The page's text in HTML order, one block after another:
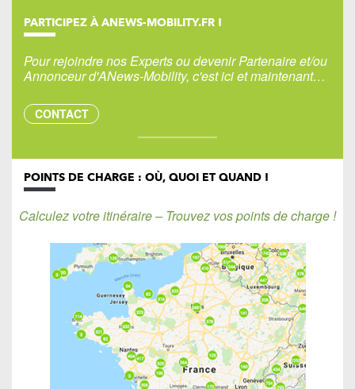
PARTICIPEZ À ANEWS-MOBILITY.FR !
Pour rejoindre nos Experts ou devenir Partenaire et/ou
Annonceur d'ANews-Mobility, c'est ici et maintenant…
CONTACT
POINTS DE CHARGE : OÙ, QUOI ET QUAND !
Calculez votre itinéraire – Trouvez vos points de charge !